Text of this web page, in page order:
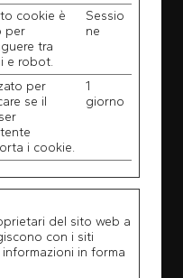
cookie è
per
tra
e robot.
Sessio
ne
per
se il
i cookie.
1
giorno
del sito web a
con i siti
in forma